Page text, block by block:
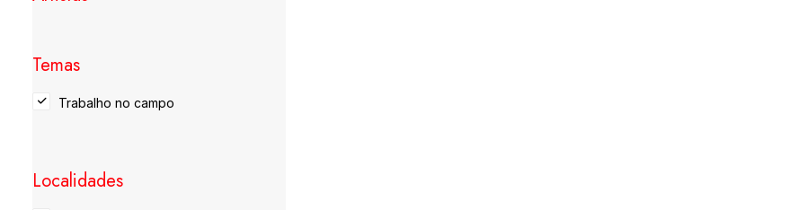
Temas
Trabalho no campo
Localidades